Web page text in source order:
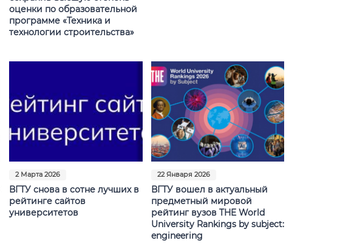
оценки по образовательной
программе «Техника и
технологии строительства»
2 Марта 2026
ВГТУ снова в сотне лучших в
рейтинге сайтов
университетов
22 Января 2026
ВГТУ вошел в актуальный
предметный мировой
рейтинг вузов THE World
University Rankings by subject:
engineering